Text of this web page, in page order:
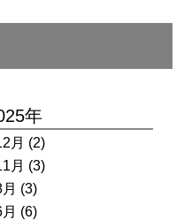
年
月 (2)
月 (3)
月 (3)
月 (6)